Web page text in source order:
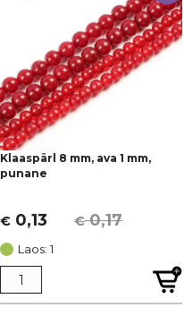
Klaaspärl 8 mm, ava 1 mm,
punane
€0,17
Algne
hind
oli:
€ 0,17.
€ 0,13
Current
price
is:
€ 0,13.
Laos: 1